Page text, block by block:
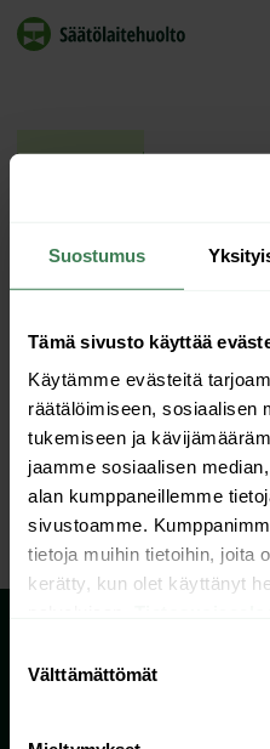
Suostumus
Tämä sivusto käyttää
Käytämme evästeitä
räätälöimiseen, sosiaalisen
tukemiseen ja
jaamme sosiaalisen
alan kumppaneillemme
sivustoamme.
tietoja muihin tietoihin, joita
kerätty, kun olet käyttänyt
valinta
Välttämättömät
sisältöön
044
to.fi